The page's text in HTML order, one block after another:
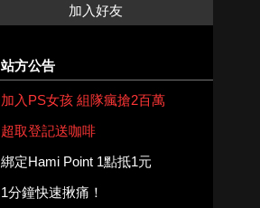
加入好友
站方公告
加入PS女孩 組隊瘋搶2百萬
超取登記送咖啡
綁定Hami Point 1點抵1元
1分鐘快速揪痛！